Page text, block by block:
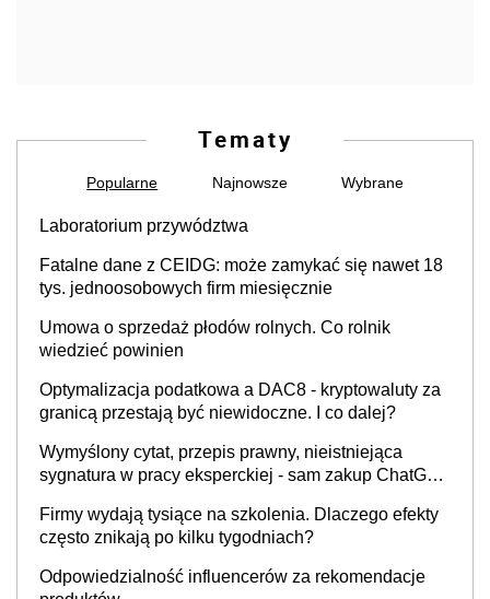
Tematy
Popularne Najnowsze Wybrane
Laboratorium przywództwa
Fatalne dane z CEIDG: może zamykać się nawet 18
tys. jednoosobowych firm miesięcznie
Umowa o sprzedaż płodów rolnych. Co rolnik
wiedzieć powinien
Optymalizacja podatkowa a DAC8 - kryptowaluty za
granicą przestają być niewidoczne. I co dalej?
Wymyślony cytat, przepis prawny, nieistniejąca
sygnatura w pracy eksperckiej - sam zakup ChatGPT
Firmy wydają tysiące na szkolenia. Dlaczego efekty
często znikają po kilku tygodniach?
Odpowiedzialność influencerów za rekomendacje